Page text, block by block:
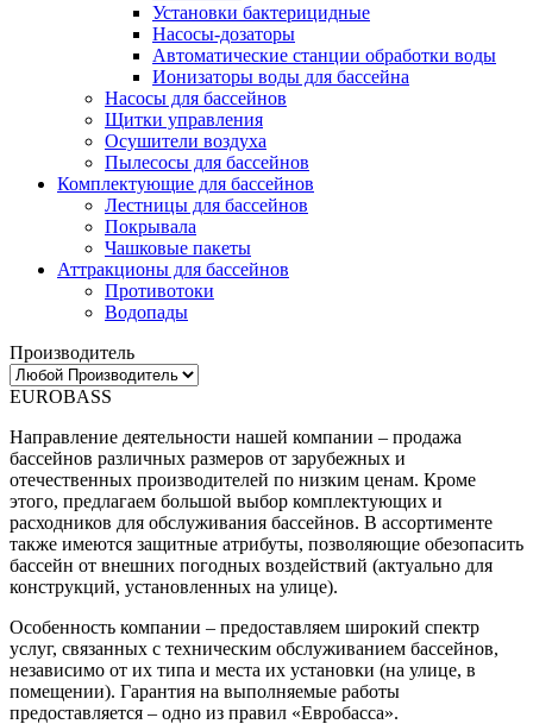
Установки бактерицидные
Насосы-дозаторы
Автоматические станции обработки воды
Ионизаторы воды для бассейна
Насосы для бассейнов
Щитки управления
Осушители воздуха
Пылесосы для бассейнов
Комплектующие для бассейнов
Лестницы для бассейнов
Покрывала
Чашковые пакеты
Аттракционы для бассейнов
Противотоки
Водопады
Производитель
EUROBASS
Направление деятельности нашей компании – продажа
бассейнов различных размеров от зарубежных и
отечественных производителей по низким ценам. Кроме
этого, предлагаем большой выбор комплектующих и
расходников для обслуживания бассейнов. В ассортименте
также имеются защитные атрибуты, позволяющие обезопасить
бассейн от внешних погодных воздействий (актуально для
конструкций, установленных на улице).
Особенность компании – предоставляем широкий спектр
услуг, связанных с техническим обслуживанием бассейнов,
независимо от их типа и места их установки (на улице, в
помещении). Гарантия на выполняемые работы
предоставляется – одно из правил «Евробасса».